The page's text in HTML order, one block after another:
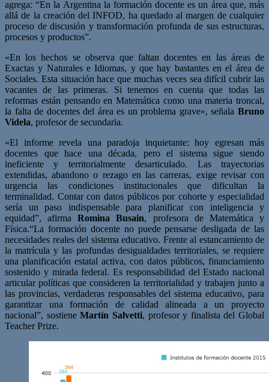
agrega: “En la Argentina la formación docente es un área que, más
allá de la creación del INFOD, ha quedado al margen de cualquier
proceso de discusión y transformación profunda de sus estructuras,
procesos y productos”.
«En los hechos se observa que faltan docentes en las áreas de
Exactas y Naturales e Idiomas, y que hay bastantes en el área de
Sociales. Esta situación hace que muchas veces sea difícil cubrir las
vacantes de las primeras. Si tenemos en cuenta que todas las
reformas están pensando en Matemática como una materia troncal,
la falta de docentes del área es un problema grave», señala Bruno
Videla, profesor de secundaria.
«El informe revela una paradoja inquietante: hoy egresan más
docentes que hace una década, pero el sistema sigue siendo
ineficiente y territorialmente desarticulado. Las trayectorias
extendidas, abandono o rezago en las carreras, exige revisar con
urgencia las condiciones institucionales que dificultan la
terminalidad. Contar con datos públicos por cohorte y especialidad
sería un paso indispensable para planificar con inteligencia y
equidad”, afirmaRomina Busain, profesora de Matemática y
Física.“La formación docente no puede pensarse desligada de las
necesidades reales del sistema educativo. Frente al estancamiento de
la matrícula y las profundas desigualdades territoriales, se requiere
una planificación estatal activa, con datos públicos, financiamiento
sostenido y mirada federal. Es responsabilidad del Estado nacional
articular políticas que consideren la territorialidad y trabajen junto a
las provincias, verdaderas responsables del sistema educativo, para
garantizar una formación de calidad alineada a un proyecto
nacional”, sostieneMartín Salvetti, profesor y finalista del Global
Teacher Prize.